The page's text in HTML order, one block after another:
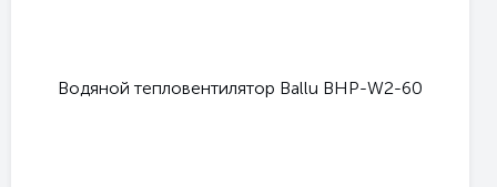
Водяной тепловентилятор Ballu BHP-W2-60